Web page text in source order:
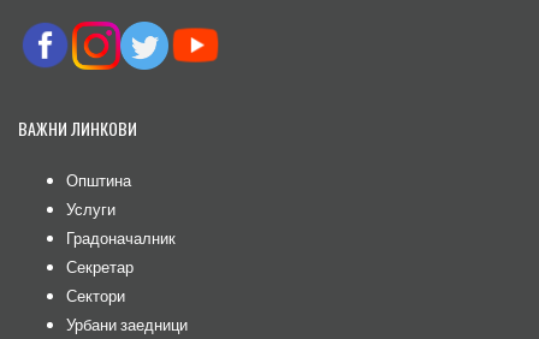
ВАЖНИ ЛИНКОВИ
Општина
Услуги
Градоначалник
Секретар
Сектори
Урбани заедници